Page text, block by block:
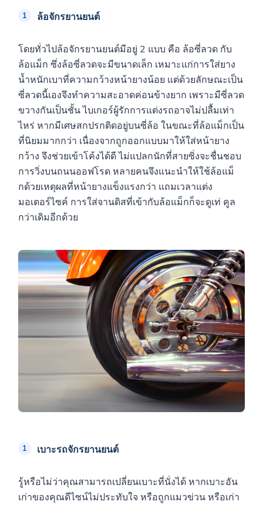
ล้อจักรยานยนต์
โดยทั่วไปล้อจักรยานยนต์มีอยู่ 2 แบบ คือ ล้อซี่ลวด กับ
ล้อแม็ก ซึ่งล้อซี่ลวดจะมีขนาดเล็ก เหมาะแก่การใส่ยาง
น้ำหนักเบาที่ความกว้างหน้ายางน้อย แต่ด้วยลักษณะเป็น
ซี่ลวดนี้เองจึงทำความสะอาดค่อนข้างยาก เพราะมีซี่ลวด
ขวางกันเป็นชั้น ไบเกอร์ผู้รักการแต่งรถอาจไม่ปลื้มเท่า
ไหร่ หากมีเศษสกปรกติดอยู่บนซี่ล้อ ในขณะที่ล้อแม็กเป็น
ที่นิยมมากกว่า เนื่องจากถูกออกแบบมาให้ใส่หน้ายาง
กว้าง จึงช่วยเข้าโค้งได้ดี ไม่แปลกนักที่สายซิ่งจะชื่นชอบ
การวิ่งบนถนนออฟโรด หลายคนจึงแนะนำให้ใช้ล้อแม็
กด้วยเหตุผลที่หน้ายางแข็งแรงกว่า แถมเวลาแต่ง
มอเตอร์ไซค์ การใส่จานดิสที่เข้ากับล้อแม็กก็จะดูเท่ คูล
กว่าเดิมอีกด้วย
เบาะรถจักรยานยนต์
รู้หรือไม่ว่าคุณสามารถเปลี่ยนเบาะที่นั่งได้ หากเบาะอัน
เก่าของคุณดีไซน์ไม่ประทับใจ หรือถูกแมวข่วน หรือเก่า